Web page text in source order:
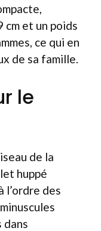
cm et un poids
ce qui en
de sa famille.
le
de la
huppé
l’ordre des
dans